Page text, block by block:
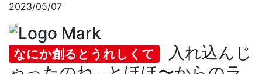
2023/05/07
なにか創るとうれしくて
入れ込んじ